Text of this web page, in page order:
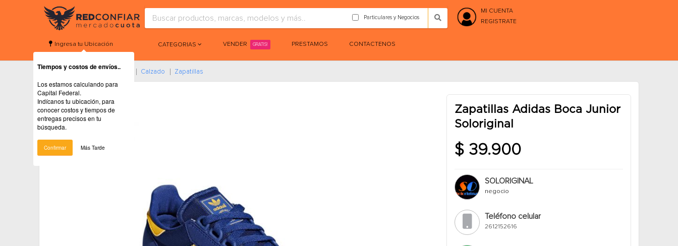
Particulares y Negocios
MI CUENTA
REGISTRATE
Ingresa tu Ubicación CATEGORIAS VENDER GRATIS! PRESTAMOS CONTACTENOS
Home Ropa Y Accesorios Calzado Zapatillas
Zapatillas Adidas Boca Junior
Soloriginal
$ 39.900
SOLORIGINAL
negocio
Teléfono celular
2612152616
Tiempos y costos de envíos..
Los estamos calculando para
Capital Federal.
Indícanos tu ubicación, para
conocer costos y tiempos de
entregas precisos en tu
búsqueda.
Confirmar Más Tarde